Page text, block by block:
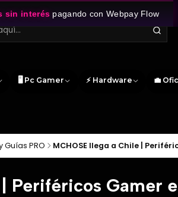
🖥️ Pc Gamer ⚡ Hardware 💼
sin interés pagando con Webpay Flow
Guías PRO MCHOSE llega a Chile |
Periféricos Gamer